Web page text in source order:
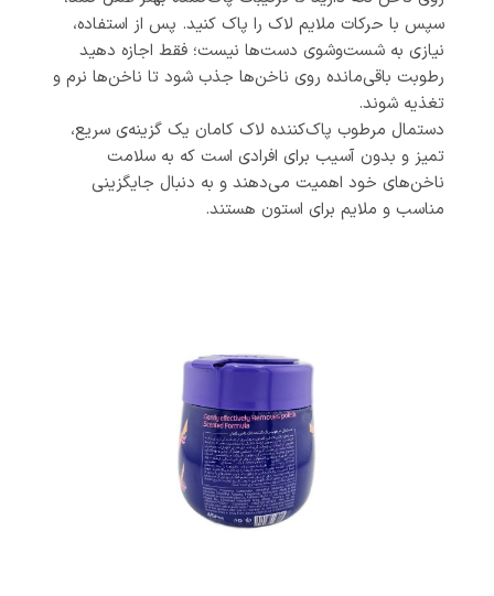
سپس با حرکات ملایم لاک را پاک کنید. پس از استفاده،
نیازی به شست‌وشوی دست‌ها نیست؛ فقط اجازه دهید
رطوبت باقی‌مانده روی ناخن‌ها جذب شود تا ناخن‌ها نرم و
تغذیه شوند.
دستمال مرطوب پاک‌کننده لاک کامان یک گزینه‌ی سریع،
تمیز و بدون آسیب برای افرادی است که به سلامت
ناخن‌های خود اهمیت می‌دهند و به دنبال جایگزینی
مناسب و ملایم برای استون هستند.